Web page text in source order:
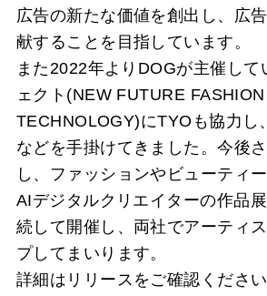
広告の新たな価値を創出し、広
献することを目指しています。
また2022年よりDOGが主催して
ェクト(NEW FUTURE
TECHNOLOGY)にTYOも協力し
などを手掛けてきました。今後
し、ファッションやビューティ
AIデジタルクリエイターの作品
続して開催し、両社でアーティ
プしてまいります。
詳細はリリースをご確認ください